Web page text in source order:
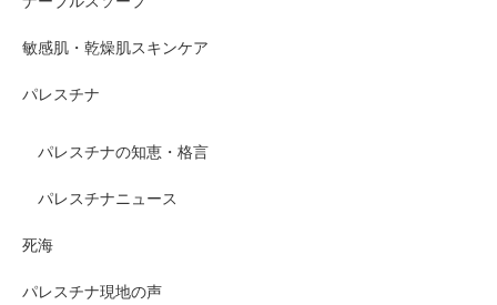
敏感肌・乾燥肌スキンケア
パレスチナ
パレスチナの知恵・格言
パレスチナニュース
死海
パレスチナ現地の声